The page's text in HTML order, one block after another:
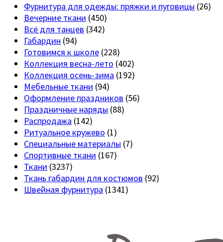
Фурнитура для одежды: пряжки и пуговицы (26)
Вечерние ткани (450)
Всё для танцев (342)
Габардин (94)
Готовимся к школе (228)
Коллекция весна-лето (402)
Коллекция осень-зима (192)
Мебельные ткани (94)
Оформление праздников (56)
Праздничные наряды (88)
Распродажа (142)
Ритуальное кружево (1)
Специальные материалы (7)
Спортивные ткани (167)
Ткани (3237)
Ткань габардин для костюмов (92)
Швейная фурнитура (1341)